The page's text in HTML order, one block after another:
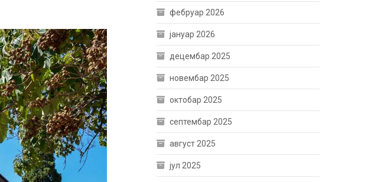
фебруар 2026
јануар 2026
децембар 2025
новембар 2025
октобар 2025
септембар 2025
август 2025
јул 2025